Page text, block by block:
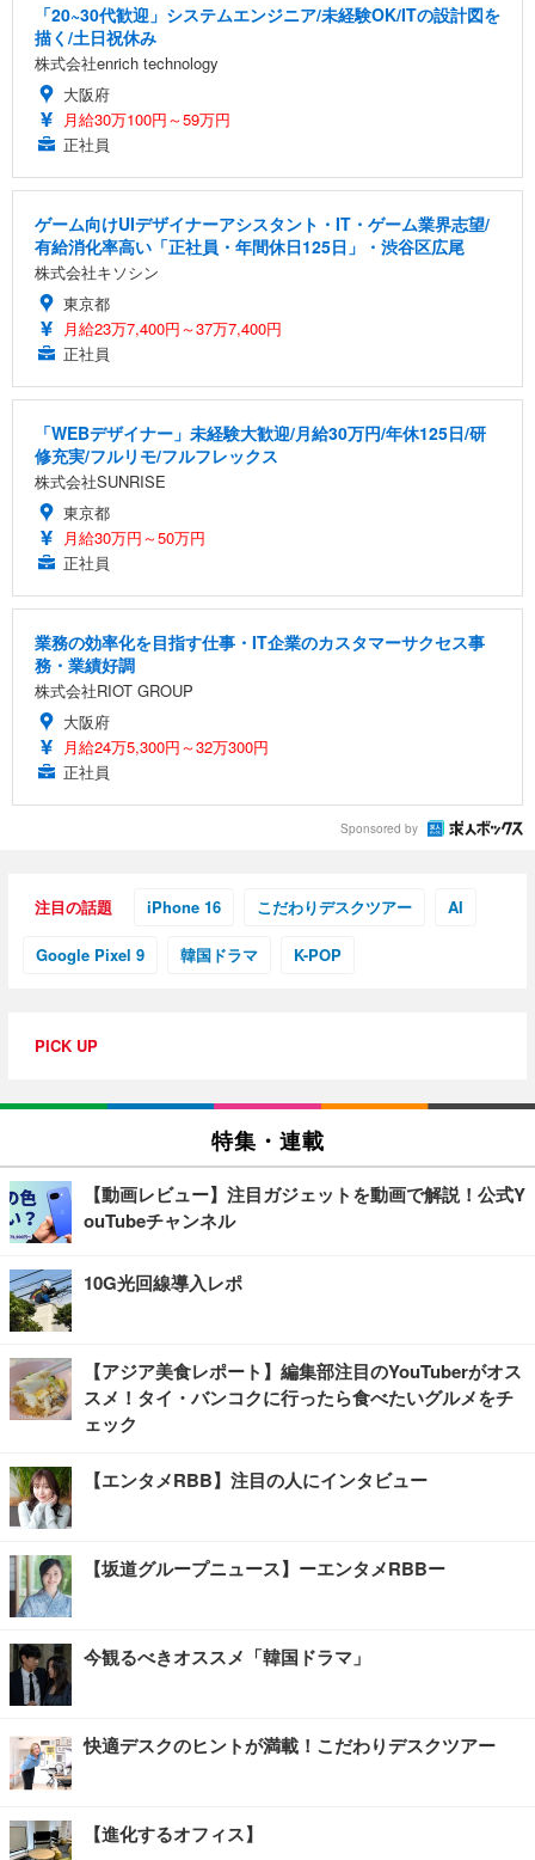
「20~30代歓迎」システムエンジニア/未経験OK/ITの設計図を
描く/土日祝休み
株式会社enrich technology
大阪府
月給30万100円～59万円
正社員
ゲーム向けUIデザイナーアシスタント・IT・ゲーム業界志望/
有給消化率高い「正社員・年間休日125日」・渋谷区広尾
株式会社キソシン
東京都
月給23万7,400円～37万7,400円
正社員
「WEBデザイナー」未経験大歓迎/月給30万円/年休125日/研
修充実/フルリモ/フルフレックス
株式会社SUNRISE
東京都
月給30万円～50万円
正社員
業務の効率化を目指す仕事・IT企業のカスタマーサクセス事
務・業績好調
株式会社RIOT GROUP
大阪府
月給24万5,300円～32万300円
正社員
Sponsored by
注目の話題 iPhone 16 こだわりデスクツアー AI
Google Pixel 9 韓国ドラマ K-POP
PICK UP
特集・連載
【動画レビュー】注目ガジェットを動画で解説！公式Y
ouTubeチャンネル
10G光回線導入レポ
【アジア美食レポート】編集部注目のYouTuberがオス
スメ！タイ・バンコクに行ったら食べたいグルメをチ
ェック
【エンタメRBB】注目の人にインタビュー
【坂道グループニュース】ーエンタメRBBー
今観るべきオススメ「韓国ドラマ」
快適デスクのヒントが満載！こだわりデスクツアー
【進化するオフィス】